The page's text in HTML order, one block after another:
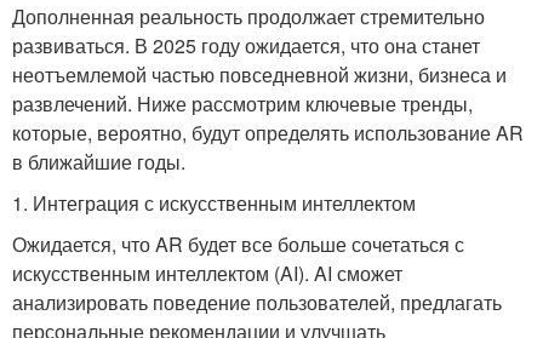
Дополненная реальность продолжает стремительно
развиваться. В 2025 году ожидается, что она станет
неотъемлемой частью повседневной жизни, бизнеса и
развлечений. Ниже рассмотрим ключевые тренды,
которые, вероятно, будут определять использование AR
в ближайшие годы.
1. Интеграция с искусственным интеллектом
Ожидается, что AR будет все больше сочетаться с
искусственным интеллектом (AI). AI сможет
анализировать поведение пользователей, предлагать
персональные рекомендации и улучшать